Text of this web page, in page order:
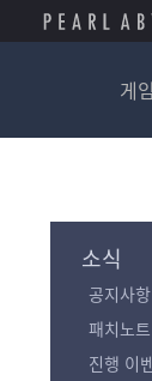
게
소식
공지사항
패치노트
진행 이